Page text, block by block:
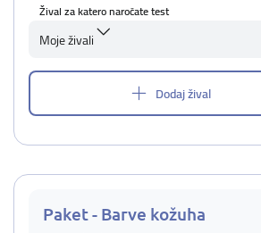
Žival za katero naročate test
Moje živali
Dodaj žival
Paket - Barve kožuha